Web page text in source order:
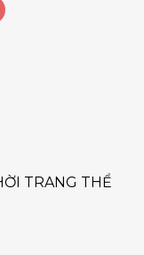
TRANG THỂ